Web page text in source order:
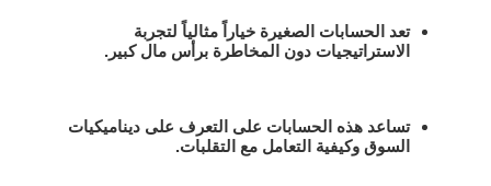
تعد الحسابات الصغيرة خياراً مثالياً لتجربة
الاستراتيجيات دون المخاطرة برأس مال كبير.
تساعد هذه الحسابات على التعرف على ديناميكيات
السوق وكيفية التعامل مع التقلبات.